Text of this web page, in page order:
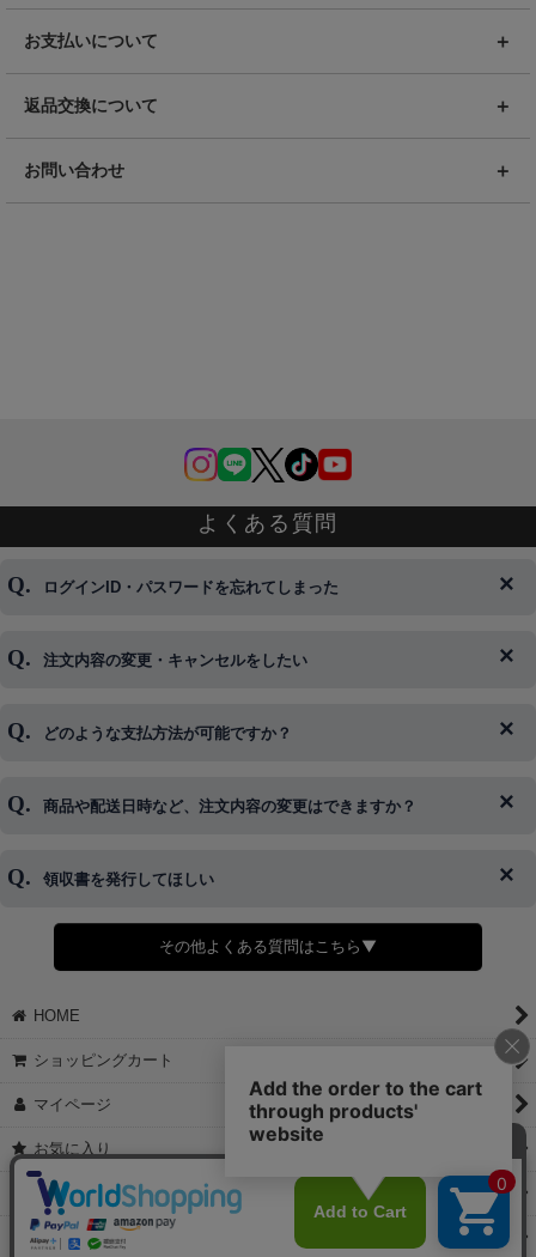
お支払いについて
返品交換について
お問い合わせ
よくある質問
ログインID・パスワードを忘れてしまった
◆下記ページより、ログインIDの変更が可能です。
注文内容の変更・キャンセルをしたい
◆即日発送を行なっている関係上、午後以降のご連絡やキャンセル
※発送後、発送準備が完了しお手続きが間に合わない場合は変更、
どのような支払方法が可能ですか？
◆代金引換・クレジットカード・携帯キャリア決済・おねだり決
＞詳細は画像をタップ＜
商品や配送日時など、注文内容の変更はできますか？
◆商品発送前の変更は承っております。
さい。
領収書を発行してほしい
◆領収書はご希望頂いた場合のみ発行しております。
【これからご注文する場合】
STEP2「お届け先・お支払い」ページにて備考欄に下記の記載をお
願いします。
②宛名（空欄は上様は不可）
③但し書き（空欄やお品代は不可）
【すでにご注文が完了している場合】
①お電話・メール・LINEにて領収書希望の連絡をお願い致します
②後日、郵送にて領収書を送らせて頂きます。
その他よくある質問はこちら▼
HOME
ショッピングカート
マイページ
お気に入り
特定商取引法表示
ご利用案内